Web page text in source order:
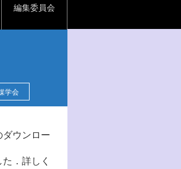
編集委員会
学会
ウンロー
．詳しく